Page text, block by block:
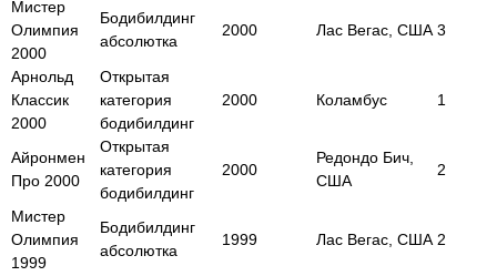
Мистер
Олимпия
2000
Бодибилдинг
абсолютка
2000 Лас Вегас, США 3
Арнольд
Классик
2000
Открытая
категория
бодибилдинг
2000 Коламбус 1
Айронмен
Про 2000
Открытая
категория
бодибилдинг
2000
Редондо Бич,
США
2
Мистер
Олимпия
1999
Бодибилдинг
абсолютка
1999 Лас Вегас, США 2